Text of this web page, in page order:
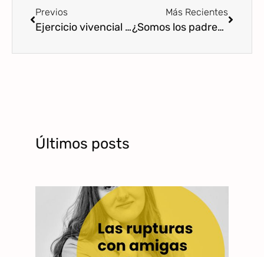
Previos
Ejercicio vivencial en siete prácticas para potenciar la comunicación respetuosa.
Más Recientes
¿Somos los padres las personas que peor hablamos a nuestros hijos?
Últimos posts